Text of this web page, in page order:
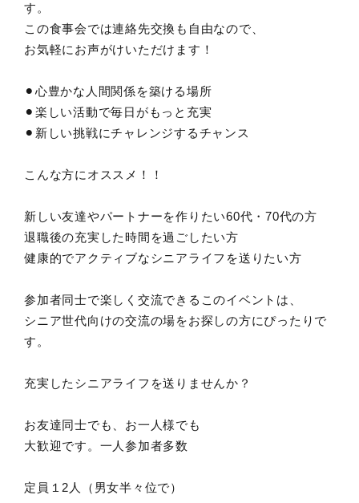
す。
この食事会では連絡先交換も自由なので、
お気軽にお声がけいただけます！
⚫︎心豊かな人間関係を築ける場所
⚫︎楽しい活動で毎日がもっと充実
⚫︎新しい挑戦にチャレンジするチャンス
こんな方にオススメ！！
新しい友達やパートナーを作りたい60代・70代の方
退職後の充実した時間を過ごしたい方
健康的でアクティブなシニアライフを送りたい方
参加者同士で楽しく交流できるこのイベントは、
シニア世代向けの交流の場をお探しの方にぴったりで
す。
充実したシニアライフを送りませんか？
お友達同士でも、お一人様でも
大歓迎です。一人参加者多数
定員１2人（男女半々位で）